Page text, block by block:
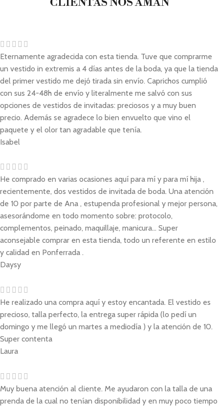
CLIENTAS NOS AMAN
Eternamente agradecida con esta tienda. Tuve que comprarme
un vestido in extremis a 4 días antes de la boda, ya que la tienda
del primer vestido me dejó tirada sin envío. Caprichos cumplió
con sus 24-48h de envío y literalmente me salvó con sus
opciones de vestidos de invitadas: preciosos y a muy buen
precio. Además se agradece lo bien envuelto que vino el
paquete y el olor tan agradable que tenía.
Isabel
He comprado en varias ocasiones aquí para mí y para mí hija ,
recientemente, dos vestidos de invitada de boda. Una atención
de 10 por parte de Ana , estupenda profesional y mejor persona,
asesorándome en todo momento sobre: protocolo,
complementos, peinado, maquillaje, manicura... Super
aconsejable comprar en esta tienda, todo un referente en estilo
y calidad en Ponferrada .
Daysy
He realizado una compra aquí y estoy encantada. El vestido es
precioso, talla perfecto, la entrega super rápida (lo pedí un
domingo y me llegó un martes a mediodía ) y la atención de 10.
Super contenta
Laura
Muy buena atención al cliente. Me ayudaron con la talla de una
prenda de la cual no tenían disponibilidad y en muy poco tiempo